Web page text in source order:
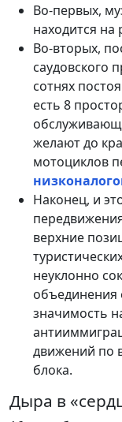
Во-первых,
находится на
Во-вторых,
саудовского
сотнях
есть 8
желают до
мотоциклов
Наконец, и
верхние
неуклонно
объединения
значимость
движений по
блока.
Дыра в